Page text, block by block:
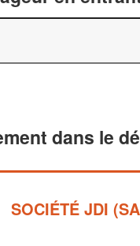
dans le
SOCIÉTÉ JDI